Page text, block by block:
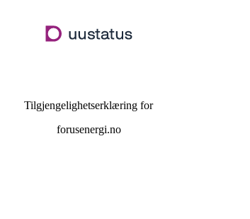
hovedinnhold
Tilgjengelighetserklæring for
forusenergi.no